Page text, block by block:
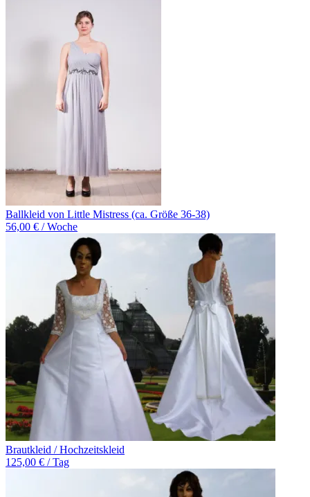
Ballkleid von Little Mistress (ca. Größe 36-38)
56,00 € / Woche
Brautkleid / Hochzeitskleid
125,00 € / Tag